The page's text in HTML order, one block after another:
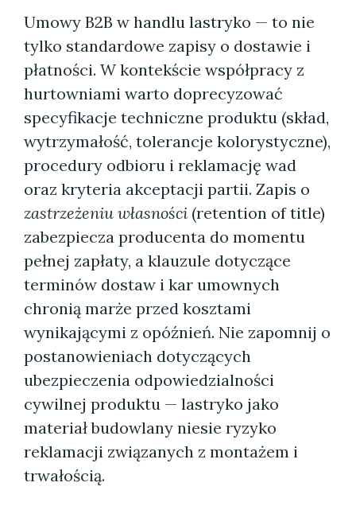
Umowy B2B w handlu lastryko — to nie
tylko standardowe zapisy o dostawie i
płatności. W kontekście współpracy z
hurtowniami warto doprecyzować
specyfikacje techniczne produktu (skład,
wytrzymałość, tolerancje kolorystyczne),
procedury odbioru i reklamację wad
oraz kryteria akceptacji partii. Zapis o
zastrzeżeniu własności (retention of title)
zabezpiecza producenta do momentu
pełnej zapłaty, a klauzule dotyczące
terminów dostaw i kar umownych
chronią marże przed kosztami
wynikającymi z opóźnień. Nie zapomnij o
postanowieniach dotyczących
ubezpieczenia odpowiedzialności
cywilnej produktu — lastryko jako
materiał budowlany niesie ryzyko
reklamacji związanych z montażem i
trwałością.